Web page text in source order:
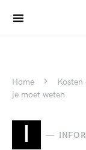
Home
je moet weten
I